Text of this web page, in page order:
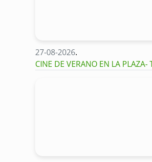
27-08-2026.
CINE DE VERANO EN LA PLAZA-